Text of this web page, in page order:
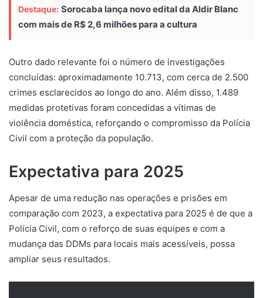
Destaque: Sorocaba lança novo edital da Aldir Blanc
com mais de R$ 2,6 milhões para a cultura
Outro dado relevante foi o número de investigações
concluídas: aproximadamente 10.713, com cerca de 2.500
crimes esclarecidos ao longo do ano. Além disso, 1.489
medidas protetivas foram concedidas a vítimas de
violência doméstica, reforçando o compromisso da Polícia
Civil com a proteção da população.
Expectativa para 2025
Apesar de uma redução nas operações e prisões em
comparação com 2023, a expectativa para 2025 é de que a
Polícia Civil, com o reforço de suas equipes e com a
mudança das DDMs para locais mais acessíveis, possa
ampliar seus resultados.